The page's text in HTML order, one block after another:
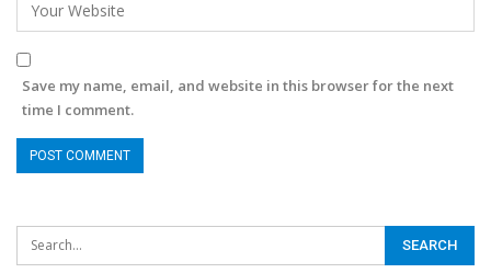
Save my name, email, and website in this browser for the next
time I comment.